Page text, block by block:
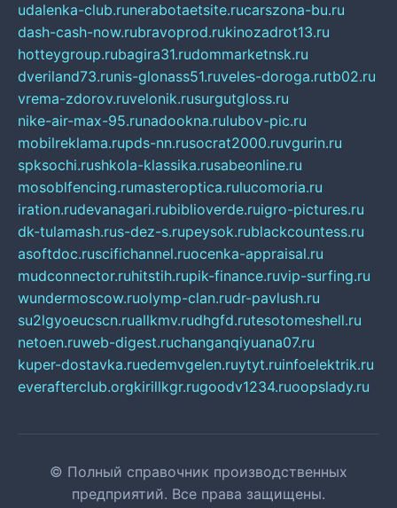
udalenka-club.runerabotaetsite.rucarszona-bu.ru
dash-cash-now.rubravoprod.rukinozadrot13.ru
hotteygroup.rubagira31.rudommarketnsk.ru
dveriland73.runis-glonass51.ruveles-doroga.rutb02.ru
vrema-zdorov.ruvelonik.rusurgutgloss.ru
nike-air-max-95.runadookna.rulubov-pic.ru
mobilreklama.rupds-nn.rusocrat2000.ruvgurin.ru
spksochi.rushkola-klassika.rusabeonline.ru
mosoblfencing.rumasteroptica.rulucomoria.ru
iration.rudevanagari.rubiblioverde.ruigro-pictures.ru
dk-tulamash.rus-dez-s.rupeysok.rublackcountess.ru
asoftdoc.ruscifichannel.ruocenka-appraisal.ru
mudconnector.ruhitstih.rupik-finance.ruvip-surfing.ru
wundermoscow.ruolymp-clan.rudr-pavlush.ru
su2lgyoeucscn.ruallkmv.rudhgfd.rutesotomeshell.ru
netoen.ruweb-digest.ruchanganqiyuana07.ru
kuper-dostavka.ruedemvgelen.ruytyt.ruinfoelektrik.ru
everafterclub.orgkirillkgr.rugoodv1234.ruoopslady.ru
© Полный справочник производственных
предприятий. Все права защищены.